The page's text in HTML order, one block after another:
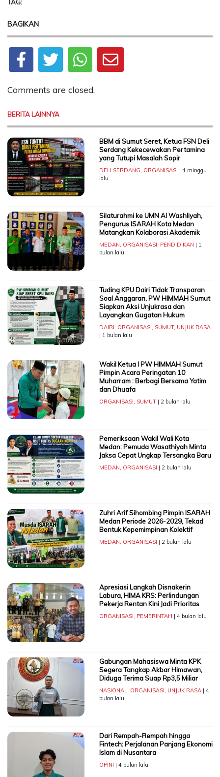
TAG:
BAGIKAN
Comments are closed.
BERITA LAINNYA
BBM di Sumut Seret, Ketua FSN Deli
Serdang Kekecewakan Pertamina
yang Tutupi Masalah Sopir
DELI SERDANG ORGANISASI | 4 minggu
lalu
Silaturahmi ke UMN Al Washliyah,
Pengurus ISARAH Kota Medan
Matangkan Kolaborasi Akademik
MEDAN ORGANISASI PENDIDIKAN | 1
bulan lalu
Tuding KPU Dairi Tidak Transparan
Soal Anggaran, PW HIMMAH Sumut
Siapkan Aksi Unjukrasa dan
Layangkan Gugatan Hukum
DAIRI ORGANISASI SUMUT, UNJUK RASA
| 1 bulan lalu
Wakil Ketua I PW HIMMAH Sumut
Pimpin Acara Peringatan 10
Muharram : Berbagi Bersama Yatim
dan Dhuafa
ORGANISASI SUMUT| 2 bulan lalu
Pemeriksaan Wakil Wali Kota
Medan: Pemuda Wasathiyah Minta
Jaksa Cepat Ungkap Tersangka Baru
MEDAN ORGANISASI | 2 bulan lalu
Zuhri Arif Sihombing Pimpin ISARAH
Medan Periode 2026-2029, Tekad
Bentuk Kepemimpinan Kolektif
MEDAN ORGANISASI | 2 bulan lalu
Apresiasi Langkah Disnakerin
Labura, HIMA KRS: Perlindungan
Pekerja Rentan Kini Jadi Prioritas
ORGANISASI PEMERINTAH | 4 bulan lalu
Gabungan Mahasiswa Minta KPK
Segera Tangkap Akbar Himawan,
Diduga Terima Suap Rp3,5 Miliar
NASIONAL ORGANISASI UNJUK RASA| 4
bulan lalu
Dari Rempah-Rempah hingga
Fintech: Perjalanan Panjang Ekonomi
Islam di Nusantara
OPINI | 4 bulan lalu